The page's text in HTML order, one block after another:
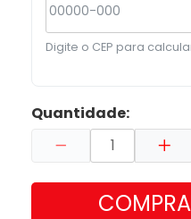
Digite o CEP para
Quantidade: